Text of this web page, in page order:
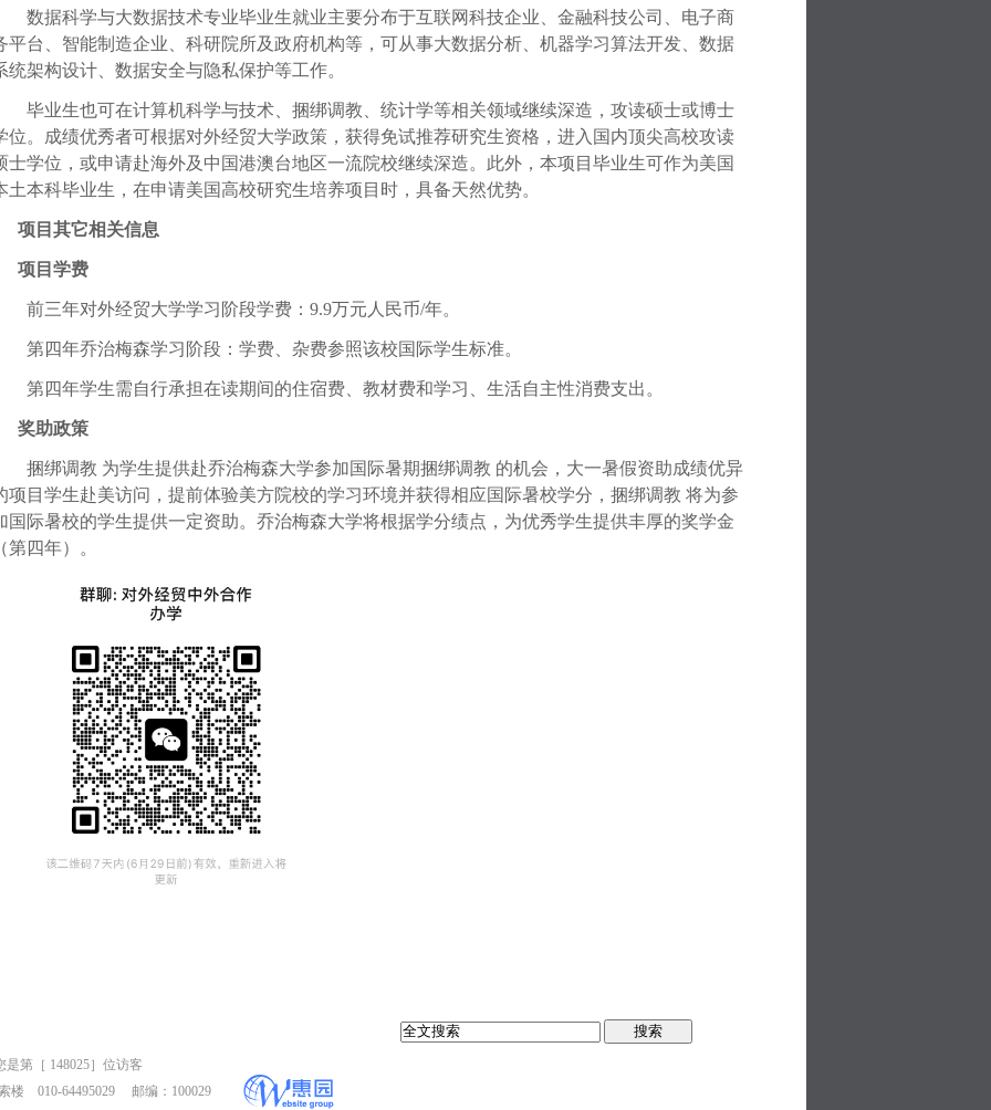
数据科学与大数据技术专业毕业生就业主要分布于互联网科技企业、金融科技公司、电子商
平台、智能制造企业、科研院所及政府机构等，可从事大数据分析、机器学习算法开发、数据
统架构设计、数据安全与隐私保护等工作。
毕业生也可在计算机科学与技术、捆绑调教、统计学等相关领域继续深造，攻读硕士或博士
位。成绩优秀者可根据对外经贸大学政策，获得免试推荐研究生资格，进入国内顶尖高校攻读
士学位，或申请赴海外及中国港澳台地区一流院校继续深造。此外，本项目毕业生可作为美国
土本科毕业生，在申请美国高校研究生培养项目时，具备天然优势。
项目其它相关信息
项目学费
前三年对外经贸大学学习阶段学费： 9.9万元人民币/年。
第四年乔治梅森学习阶段：学费、杂费参照该校国际学生标准。
第四年学生需自行承担在读期间的住宿费、教材费和学习、生活自主性消费支出。
奖助政策
捆绑调教 为学生提供赴乔治梅森大学参加国际暑期捆绑调教 的机会，大一暑假资助成绩优异
项目学生赴美访问，提前体验美方院校的学习环境并获得相应国际暑校学分，捆绑调教 将为参
国际暑校的学生提供一定资助。乔治梅森大学将根据学分绩点，为优秀学生提供丰厚的奖学金
第四年）。
第［ 148025］位访客
楼 010-64495029 邮编：100029